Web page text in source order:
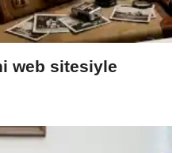
web sitesiyle